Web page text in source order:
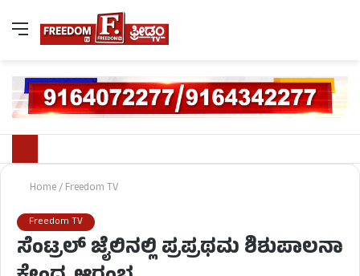
Home/Freedom TV
Freedom TV
ಸೆಂಟ್ರಲ್ ಜೈಲಿನಲ್ಲಿ ಪ್ರಪ್ರಥಮ ಶಿಶುಪಾಲನಾ